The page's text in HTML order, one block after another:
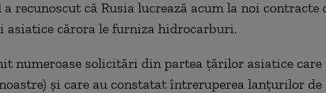
recunoscut că Rusia lucrează acum la noi contracte
asiatice cărora le furniza hidrocarburi.
numeroase solicitări din partea ţărilor asiatice care
şi care au constatat întreruperea lanţurilor de